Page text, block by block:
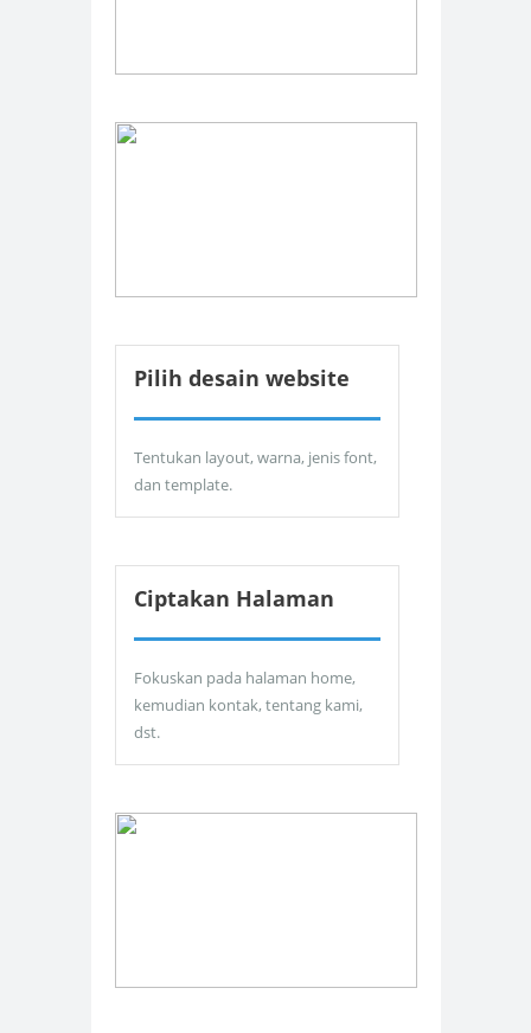
Pilih desain website
Tentukan layout, warna, jenis font,
dan template.
Ciptakan Halaman
Fokuskan pada halaman home,
kemudian kontak, tentang kami,
dst.